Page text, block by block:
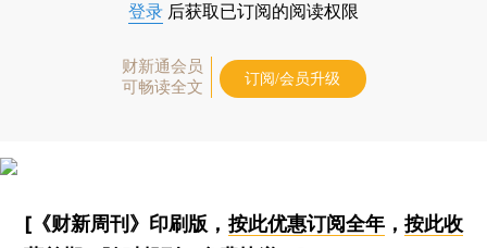
登录 后获取已订阅的阅读权限
财新通会员
可畅读全文
订阅/会员升级
[《财新周刊》印刷版， 按此优惠订阅全年， 按此收